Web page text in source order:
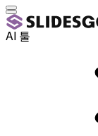
AI 툴